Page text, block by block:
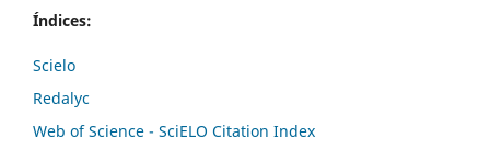
Índices:
Scielo
Redalyc
Web of Science - SciELO Citation Index